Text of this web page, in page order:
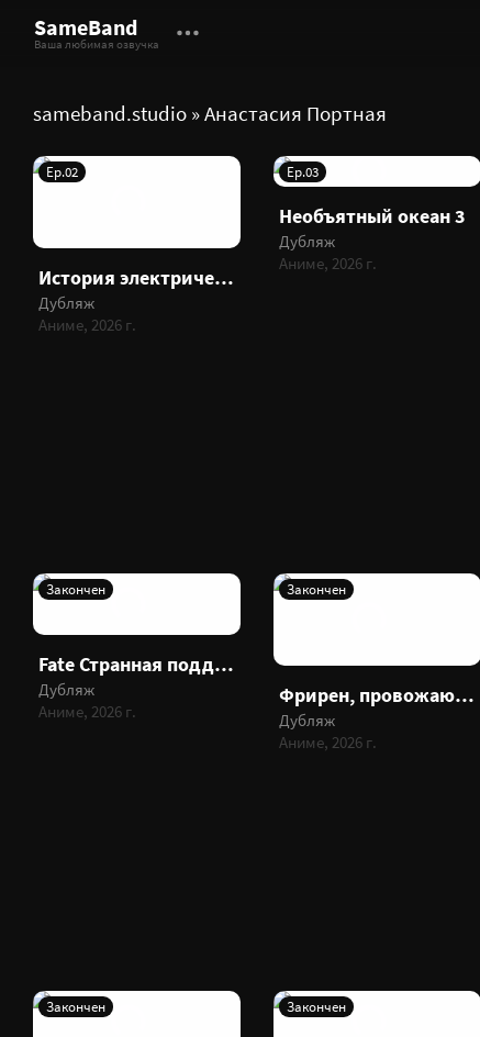
SameBand
Ваша любимая озвучка
sameband.studio » Анастасия Портная
Ep.02
История электричества в двадцатом веке
Дубляж
Аниме, 2026 г.
Ep.03
Необъятный океан 3
Дубляж
Аниме, 2026 г.
Закончен
Fate Странная подделка
Дубляж
Аниме, 2026 г.
Закончен
Фрирен, провожающая в последний путь 2
Дубляж
Аниме, 2026 г.
Закончен Закончен